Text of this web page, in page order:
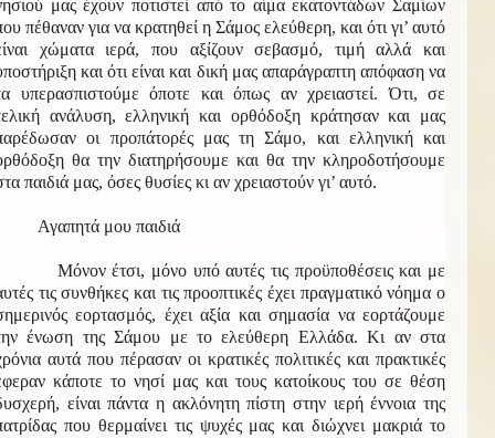
μας έχουν ποτιστεί από το αίμα εκατοντάδων Σαμίων
πέθαναν για να κρατηθεί η Σάμος ελεύθερη, και ότι γι’ αυτό
χώματα ιερά, που αξίζουν σεβασμό, τιμή αλλά και
και ότι είναι και δική μας απαράγραπτη απόφαση να
υπερασπιστούμε όποτε και όπως αν χρειαστεί. Ότι, σε
ανάλυση, ελληνική και ορθόδοξη κράτησαν και μας
οι προπάτορές μας τη Σάμο, και ελληνική και
θα την διατηρήσουμε και θα την κληροδοτήσουμε
παιδιά μας, όσες θυσίες κι αν χρειαστούν γι’ αυτό.
μου παιδιά
έτσι, μόνο υπό αυτές τις προϋποθέσεις και με
τις συνθήκες και τις προοπτικές έχει πραγματικό νόημα ο
εορτασμός, έχει αξία και σημασία να εορτάζουμε
ένωση της Σάμου με το ελεύθερη Ελλάδα. Κι αν στα
αυτά που πέρασαν οι κρατικές πολιτικές και πρακτικές
κάποτε το νησί μας και τους κατοίκους του σε θέση
είναι πάντα η ακλόνητη πίστη στην ιερή έννοια της
που θερμαίνει τις ψυχές μας και διώχνει μακριά το